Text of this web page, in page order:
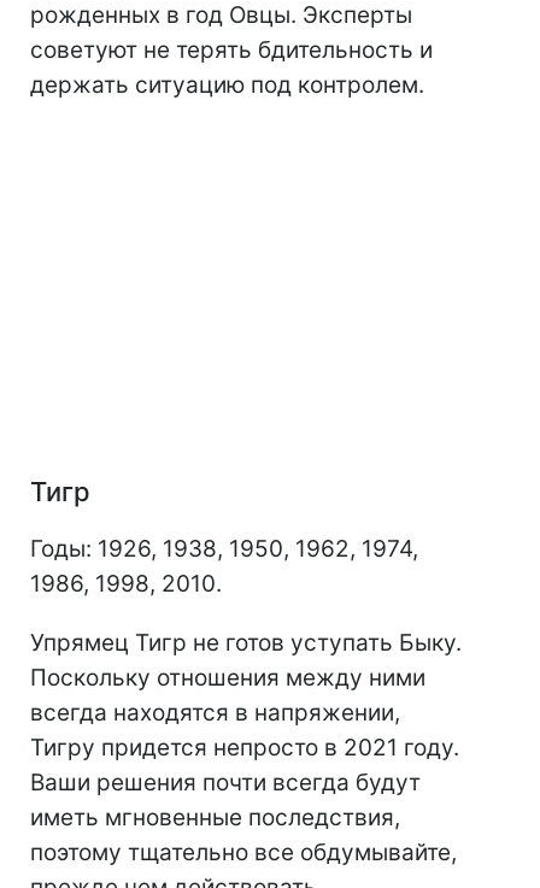
рожденных в год Овцы. Эксперты
советуют не терять бдительность и
держать ситуацию под контролем.
Тигр
Годы: 1926, 1938, 1950, 1962, 1974,
1986, 1998, 2010.
Упрямец Тигр не готов уступать Быку.
Поскольку отношения между ними
всегда находятся в напряжении,
Тигру придется непросто в 2021 году.
Ваши решения почти всегда будут
иметь мгновенные последствия,
поэтому тщательно все обдумывайте,